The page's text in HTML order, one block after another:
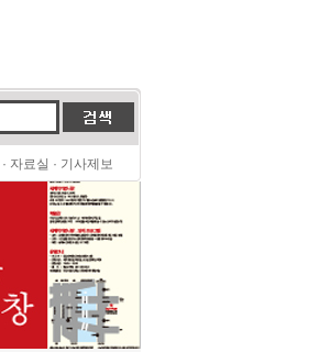
· 자료실 · 기사제보